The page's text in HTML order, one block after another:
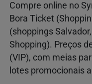
Compre online no
Bora Ticket
(shoppings
Shopping). Preços
(VIP), com meias
lotes promocionais